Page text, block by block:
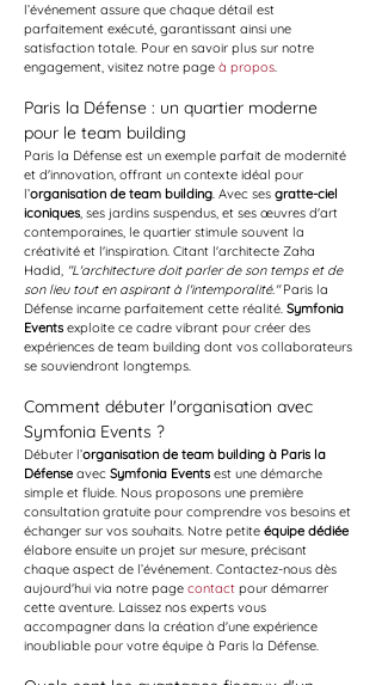
l’événement assure que chaque détail est
parfaitement exécuté, garantissant ainsi une
satisfaction totale. Pour en savoir plus sur notre
engagement, visitez notre page à propos.
Paris la Défense : un quartier moderne
pour le team building
Paris la Défense est un exemple parfait de modernité
et d'innovation, offrant un contexte idéal pour
l’organisation de team building. Avec ses gratte-ciel
iconiques, ses jardins suspendus, et ses œuvres d'art
contemporaines, le quartier stimule souvent la
créativité et l'inspiration. Citant l'architecte Zaha
Hadid, "L'architecture doit parler de son temps et de
son lieu tout en aspirant à l'intemporalité." Paris la
Défense incarne parfaitement cette réalité. Symfonia
Events exploite ce cadre vibrant pour créer des
expériences de team building dont vos collaborateurs
se souviendront longtemps.
Comment débuter l'organisation avec
Symfonia Events ?
Débuter l’organisation de team building à Paris la
Défense avec Symfonia Events est une démarche
simple et fluide. Nous proposons une première
consultation gratuite pour comprendre vos besoins et
échanger sur vos souhaits. Notre petite équipe dédiée
élabore ensuite un projet sur mesure, précisant
chaque aspect de l’événement. Contactez-nous dès
aujourd'hui via notre page contact pour démarrer
cette aventure. Laissez nos experts vous
accompagner dans la création d'une expérience
inoubliable pour votre équipe à Paris la Défense.